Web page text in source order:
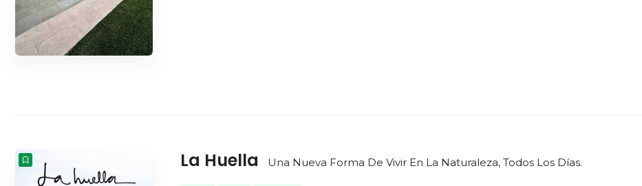
La Huella Una Nueva Forma De Vivir En La Naturaleza, Todos Los Días.